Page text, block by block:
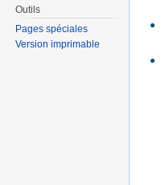
Outils
Pages spéciales
Version imprimable